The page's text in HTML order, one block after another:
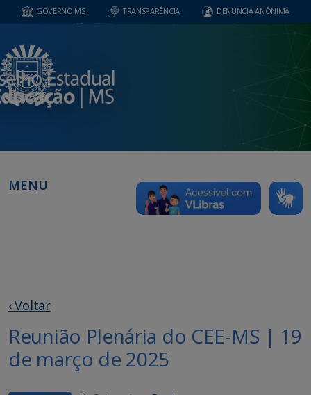
GOVERNO MS TRANSPARÊNCIA DENUNCIA ANÔNIMA
MENU
‹ Voltar
Reunião Plenária do CEE-MS | 19
de março de 2025